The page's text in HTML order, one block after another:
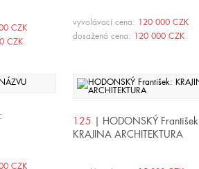
CZK
CZK
vyvolávací cena: 120 000 CZK
dosažená cena: 120 000 CZK
CZK
125 | HODONSKÝ
KRAJINA ARCHITEKTURA